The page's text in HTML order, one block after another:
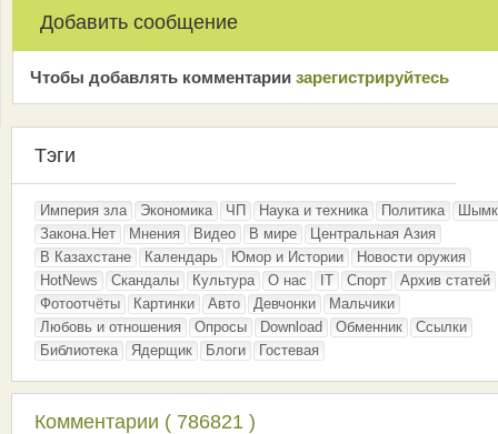
Добавить сообщение
Чтобы добавлять комментарии зарeгиcтрирyйтeсь
Тэги
Империя зла Экономика ЧП Наука и техника Политика
Закона.Нет
Мнения Видео В мире
Центральная Азия
В Казахстане
Календарь Юмор и Истории
Новости оружия
HotNews
Скандалы Культура О нас IT Спорт
Архив статей
Фотоотчёты
Картинки Авто Девчонки
Мальчики
Любовь и отношения
Опросы Download Обменник
Ссылки
Библиотека
Ядерщик Блоги Гостевая
Комментарии ( 786821 )